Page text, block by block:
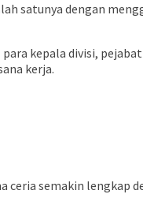
satunya dengan
kepala divisi,
kerja.
semakin lengkap